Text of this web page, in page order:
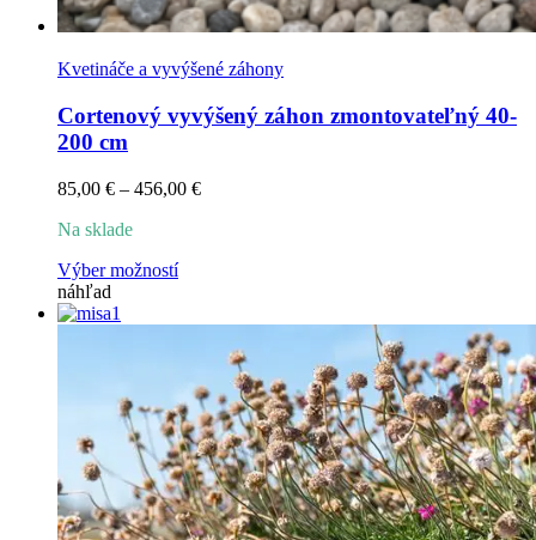
Kvetináče a vyvýšené záhony
Cortenový vyvýšený záhon zmontovateľný 40-
200 cm
85,00 € – 456,00 €Price
Na sklade
Výber možnostíTento
variantov.
Možnosti
si
môžete
vybrať
na
stránke
produktu.
náhľad